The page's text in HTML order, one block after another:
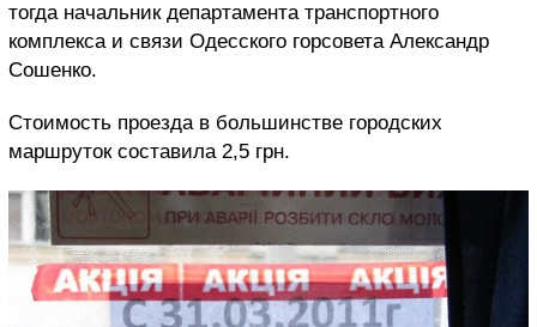
тогда начальник департамента транспортного
комплекса и связи Одесского горсовета Александр
Сошенко.
Стоимость проезда в большинстве городских
маршруток составила 2,5 грн.